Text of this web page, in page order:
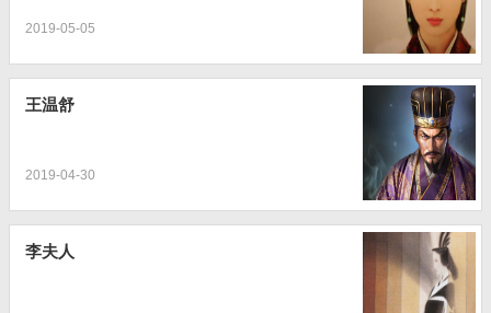
2019-05-05
王温舒
2019-04-30
李夫人